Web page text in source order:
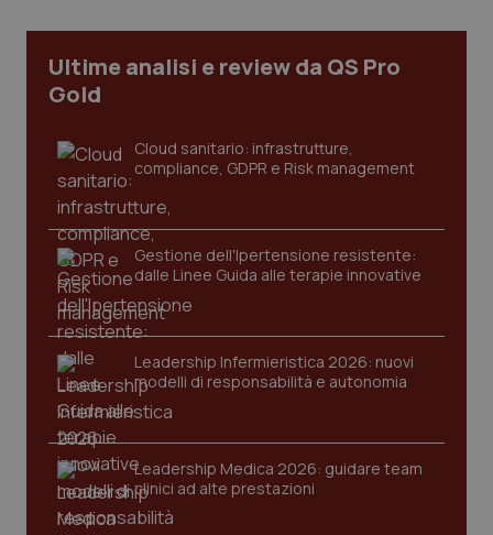
Ultime analisi e review da QS Pro
Gold
Cloud sanitario: infrastrutture,
compliance, GDPR e Risk management
Gestione dell'Ipertensione resistente:
dalle Linee Guida alle terapie innovative
Leadership Infermieristica 2026: nuovi
modelli di responsabilità e autonomia
Leadership Medica 2026: guidare team
clinici ad alte prestazioni
CookieScriptConsent